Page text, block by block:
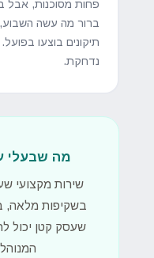
פחות מסוכנות, אבל
ברור מה עשה השבוע,
תיקונים בוצעו
נדחקת.
מה שבעלי
שירות מקצועי
בשקיפות מלאה,
שעסק קטן יכול